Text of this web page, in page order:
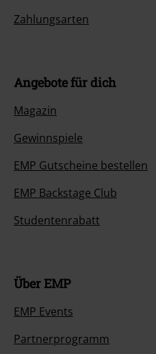
Zahlungsarten
Angebote für dich
Magazin
Gewinnspiele
EMP Gutscheine bestellen
EMP Backstage Club
Studentenrabatt
Über EMP
EMP Events
Partnerprogramm